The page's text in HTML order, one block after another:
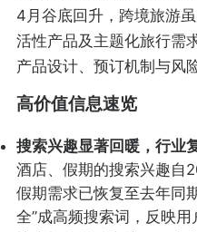
4月谷底回升，跨境旅游
活性产品及主题化旅行需
产品设计、预订机制与风
高价值信息速览
搜索兴趣显著回暖，行业
酒店、假期的搜索兴趣自
假期需求已恢复至去年同
全”成高频搜索词，反映用